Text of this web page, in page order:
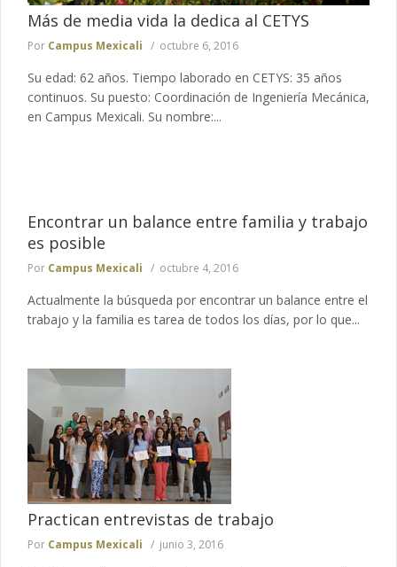
Más de media vida la dedica al CETYS
Por Campus Mexicali octubre 6, 2016
Su edad: 62 años. Tiempo laborado en CETYS: 35 años
continuos. Su puesto: Coordinación de Ingeniería Mecánica,
en Campus Mexicali. Su nombre:...
Encontrar un balance entre familia y trabajo
es posible
Por Campus Mexicali octubre 4, 2016
Actualmente la búsqueda por encontrar un balance entre el
trabajo y la familia es tarea de todos los días, por lo que...
Practican entrevistas de trabajo
Por Campus Mexicali junio 3, 2016